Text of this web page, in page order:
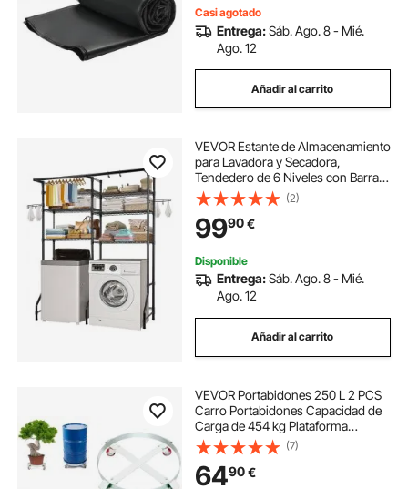
Casi agotado
Entrega:Sáb. Ago. 8 - Mié.
Ago. 12
Añadir al carrito
VEVOR Estante de Almacenamiento
para Lavadora y Secadora,
Tendedero de 6 Niveles con Barra y
Ganchos, Estantes Ajustables de
dos Filas para Lavadora, Ahorra
Espacio para Lavadero, Color
Negro
(2)
9990€
Disponible
Entrega:Sáb. Ago. 8 - Mié.
Ago. 12
Añadir al carrito
VEVOR Portabidones 250 L 2 PCS
Carro Portabidones Capacidad de
Carga de 454 kg Plataforma
Rodante Base de Acero
Herramienta Rodante 4 Ruedas
Giratorias para Manipulación de
(7)
6490€